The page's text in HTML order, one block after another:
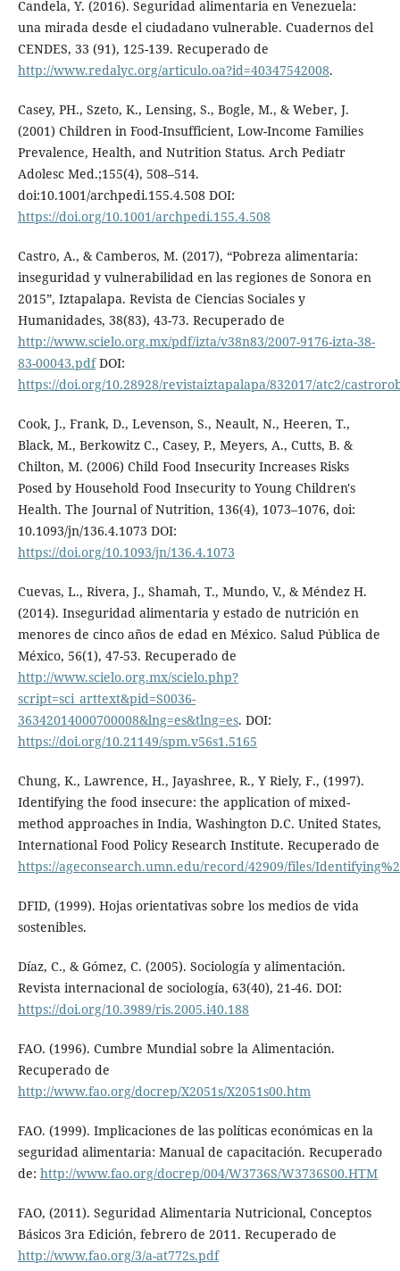
Candela, Y. (2016). Seguridad alimentaria en Venezuela:
una mirada desde el ciudadano vulnerable. Cuadernos del
CENDES, 33 (91), 125-139. Recuperado de
http://www.redalyc.org/articulo.oa?id=40347542008.
Casey, PH., Szeto, K., Lensing, S., Bogle, M., & Weber, J.
(2001) Children in Food-Insufficient, Low-Income Families
Prevalence, Health, and Nutrition Status. Arch Pediatr
Adolesc Med.;155(4), 508–514.
doi:10.1001/archpedi.155.4.508 DOI:
https://doi.org/10.1001/archpedi.155.4.508
Castro, A., & Camberos, M. (2017), “Pobreza alimentaria:
inseguridad y vulnerabilidad en las regiones de Sonora en
2015”, Iztapalapa. Revista de Ciencias Sociales y
Humanidades, 38(83), 43-73. Recuperado de
http://www.scielo.org.mx/pdf/izta/v38n83/2007-9176-izta-38-
83-00043.pdfDOI:
https://doi.org/10.28928/revistaiztapalapa/832017/atc2/
Cook, J., Frank, D., Levenson, S., Neault, N., Heeren, T.,
Black, M., Berkowitz C., Casey, P., Meyers, A., Cutts, B. &
Chilton, M. (2006) Child Food Insecurity Increases Risks
Posed by Household Food Insecurity to Young Children's
Health. The Journal of Nutrition, 136(4), 1073–1076, doi:
10.1093/jn/136.4.1073 DOI:
https://doi.org/10.1093/jn/136.4.1073
Cuevas, L., Rivera, J., Shamah, T., Mundo, V., & Méndez H.
(2014). Inseguridad alimentaria y estado de nutrición en
menores de cinco años de edad en México. Salud Pública de
México, 56(1), 47-53. Recuperado de
http://www.scielo.org.mx/scielo.php?
script=sci_arttext&pid=S0036-
36342014000700008&lng=es&tlng=es. DOI:
https://doi.org/10.21149/spm.v56s1.5165
Chung, K., Lawrence, H., Jayashree, R., Y Riely, F., (1997).
Identifying the food insecure: the application of mixed-
method approaches in India, Washington D.C. United States,
International Food Policy Research Institute. Recuperado de
https://ageconsearch.umn.edu/record/42909/files/
DFID, (1999). Hojas orientativas sobre los medios de vida
sostenibles.
Díaz, C., & Gómez, C. (2005). Sociología y alimentación.
Revista internacional de sociología, 63(40), 21-46. DOI:
https://doi.org/10.3989/ris.2005.i40.188
FAO. (1996). Cumbre Mundial sobre la Alimentación.
Recuperado de
http://www.fao.org/docrep/X2051s/X2051s00.htm
FAO. (1999). Implicaciones de las políticas económicas en la
seguridad alimentaria: Manual de capacitación. Recuperado
de: http://www.fao.org/docrep/004/W3736S/W3736S00.HTM
FAO, (2011). Seguridad Alimentaria Nutricional, Conceptos
Básicos 3ra Edición, febrero de 2011. Recuperado de
http://www.fao.org/3/a-at772s.pdf